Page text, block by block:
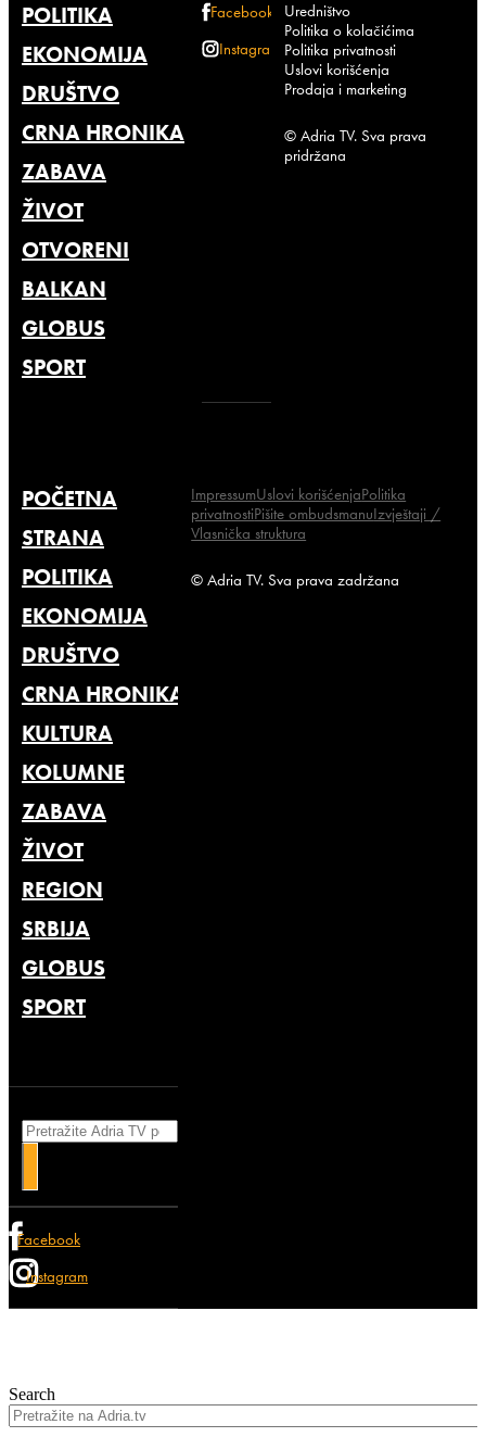
POLITIKA
EKONOMIJA
DRUŠTVO
CRNA HRONIKA
ZABAVA
ŽIVOT
OTVORENI
BALKAN
GLOBUS
SPORT
Facebook
Instagram
Uredništvo
Politika o kolačićima
Politika privatnosti
Uslovi korišćenja
Prodaja i marketing
© Adria TV. Sva prava
pridržana
POČETNA
STRANA
POLITIKA
EKONOMIJA
DRUŠTVO
CRNA HRONIKA
KULTURA
KOLUMNE
ZABAVA
ŽIVOT
REGION
SRBIJA
GLOBUS
SPORT
Facebook
Instagram
ImpressumUslovi korišćenjaPolitika
privatnostiPišite ombudsmanuIzvještaji /
Vlasnička struktura
© Adria TV. Sva prava zadržana
Search